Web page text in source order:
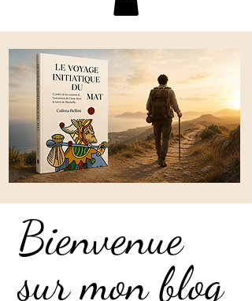
Bienvenue
sur mon blog
Bienvenue
sur mon blog